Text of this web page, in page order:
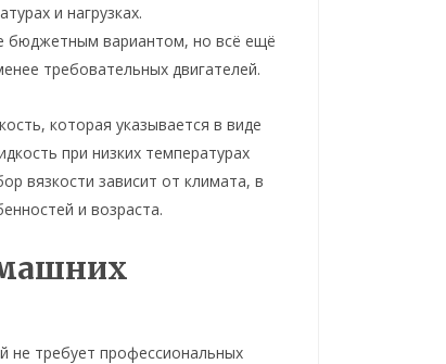
и нагрузках.
бюджетным вариантом, но всё ещё
требовательных двигателей.
которая указывается в виде
при низких температурах
вязкости зависит от климата, в
и возраста.
не требует профессиональных